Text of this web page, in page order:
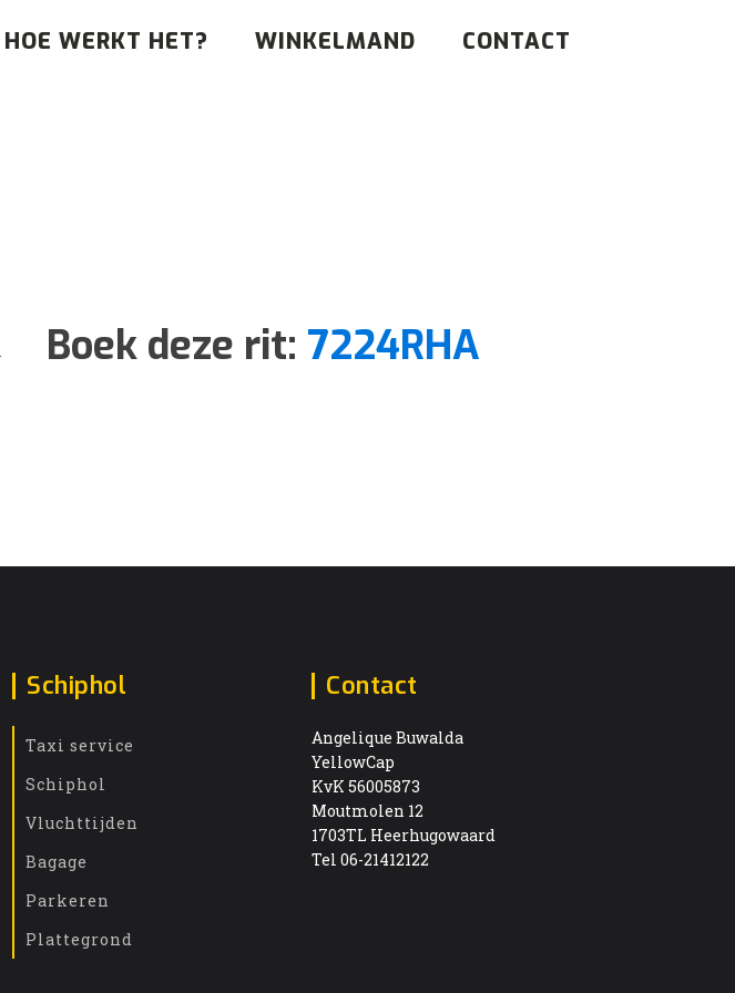
HOE WERKT HET? WINKELMAND CONTACT
Boek deze rit: 7224RHA
Schiphol
Taxi service
Schiphol
Vluchttijden
Bagage
Parkeren
Plattegrond
Contact
Angelique Buwalda
YellowCap
KvK 56005873
Moutmolen 12
1703TL Heerhugowaard
Tel 06-21412122